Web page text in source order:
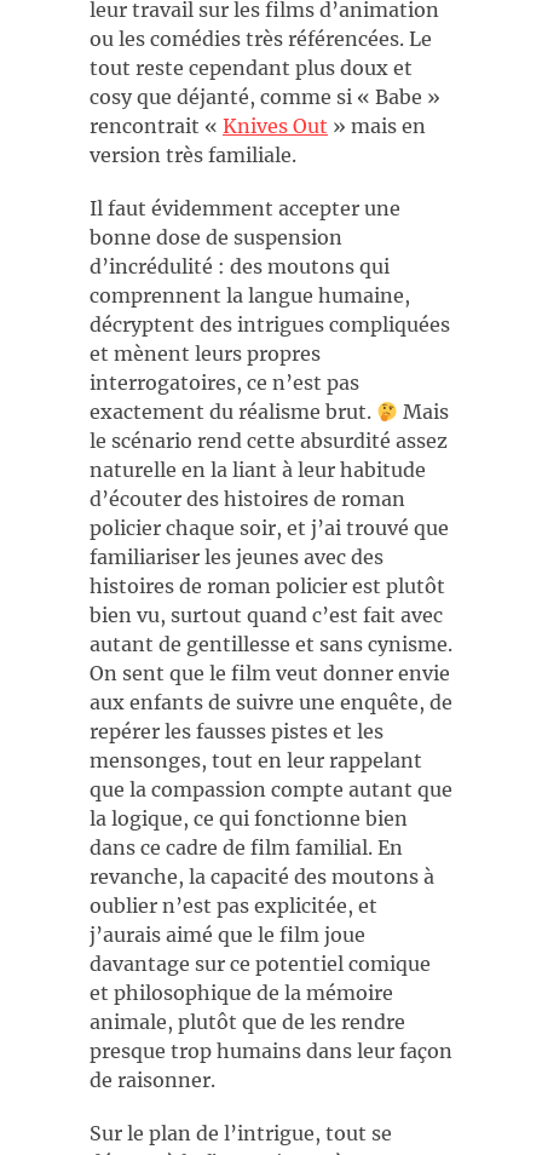
leur travail sur les films d’animation
ou les comédies très référencées. Le
tout reste cependant plus doux et
cosy que déjanté, comme si « Babe »
rencontrait « Knives Out » mais en
version très familiale.
Il faut évidemment accepter une
bonne dose de suspension
d’incrédulité : des moutons qui
comprennent la langue humaine,
décryptent des intrigues compliquées
et mènent leurs propres
interrogatoires, ce n’est pas
exactement du réalisme brut.
Mais
le scénario rend cette absurdité assez
naturelle en la liant à leur habitude
d’écouter des histoires de roman
policier chaque soir, et j’ai trouvé que
familiariser les jeunes avec des
histoires de roman policier est plutôt
bien vu, surtout quand c’est fait avec
autant de gentillesse et sans cynisme.
On sent que le film veut donner envie
aux enfants de suivre une enquête, de
repérer les fausses pistes et les
mensonges, tout en leur rappelant
que la compassion compte autant que
la logique, ce qui fonctionne bien
dans ce cadre de film familial. En
revanche, la capacité des moutons à
oublier n’est pas explicitée, et
j’aurais aimé que le film joue
davantage sur ce potentiel comique
et philosophique de la mémoire
animale, plutôt que de les rendre
presque trop humains dans leur façon
de raisonner.
Sur le plan de l’intrigue, tout se